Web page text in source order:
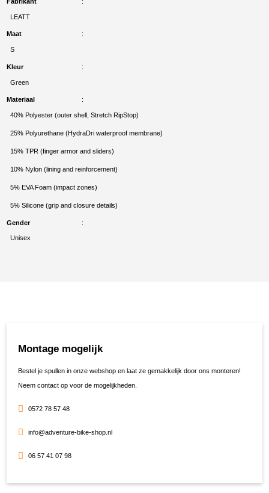
LEATT
Maat
S
Kleur
Green
Materiaal
40% Polyester (outer shell, Stretch RipStop)
25% Polyurethane (HydraDri waterproof membrane)
15% TPR (finger armor and sliders)
10% Nylon (lining and reinforcement)
5% EVA Foam (impact zones)
5% Silicone (grip and closure details)
Gender
Unisex
Montage mogelijk
Bestel je spullen in onze webshop en laat ze gemakkelijk door ons monteren!
Neem contact op voor de mogelijkheden.
0572 78 57 48
info@adventure-bike-shop.nl
06 57 41 07 98